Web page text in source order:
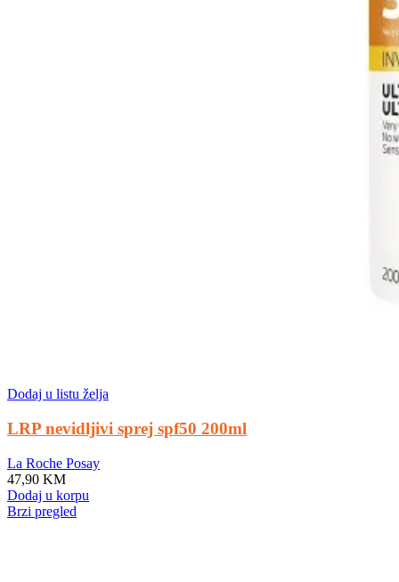
Dodaj u listu želja
LRP nevidljivi sprej spf50 200ml
La Roche Posay
47,90 KM
Dodaj u korpu
Brzi pregled